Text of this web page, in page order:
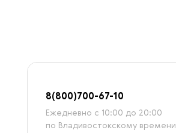
8(800)700-67-10
Ежедневно с 10:00 до 20:00
по Владивостокскому времени